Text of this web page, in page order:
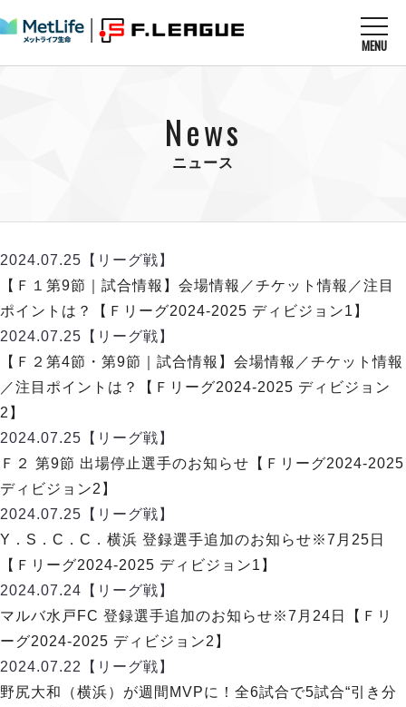
MENU
U-23選抜
クラブ
チケット
メディア情報
フットサル日本代表
その他
MATCHES
順位表
戦績表
警告・退場・出場停止選手
個人ランキング｜ゴール
個人ランキング｜シュート
個人ランキング｜シュート成功率
メットライフ生命Ｆ２リーグ
試合日程
順位表
戦績表
警告・退場・出場停止選手
個人ランキング｜ゴール
個人ランキング｜シュート
個人ランキング｜シュート成功率
個人ランキング｜第2PK
メットライフ生命Ｆ１リーグ
エスポラーダ北海道
バルドラール浦安
フウガドールすみだ
しながわシティ
ペスカドーラ町田
湘南ベルマーレ
ボアルース長野
名古屋オーシャンズ
シュライカー大阪
ボルクバレット北九州
バサジィ大分
メットライフ生命Ｆ２リーグ
ヴォスクオーレ仙台
マルバ水戸FC
チケットを買う
アリーナ情報 ARENA
リーグ概要
日本フットサルリーグについて
大会概要
リーグ要項
クラブライセンス関連
アリーナ観戦マナー&ルール
過去の記録 ARCHIVE
過去の試合記録
ディビジョン1 試合記録
ディビジョン2 試合記録
Ｆリーグカップ 試合記録
リーグ統計データ
プロジェクト PROJECT
ABeam AWARD
DIVISION01
News
ニュース
2024.07.25 【リーグ戦】
【Ｆ１第9節｜試合情報】会場情報／チケット情報／注目
ポイントは？【Ｆリーグ2024-2025 ディビジョン1】
2024.07.25 【リーグ戦】
【Ｆ２第4節・第9節｜試合情報】会場情報／チケット情報
／注目ポイントは？【Ｆリーグ2024-2025 ディビジョン
2】
2024.07.25 【リーグ戦】
Ｆ２ 第9節 出場停止選手のお知らせ【Ｆリーグ2024-2025
ディビジョン2】
2024.07.25 【リーグ戦】
Y．S．C．C．横浜 登録選手追加のお知らせ※7月25日
【Ｆリーグ2024-2025 ディビジョン1】
2024.07.24 【リーグ戦】
マルバ水戸FC 登録選手追加のお知らせ※7月24日【Ｆリ
ーグ2024-2025 ディビジョン2】
2024.07.22
【リーグ戦】
野尻大和（横浜）が週間MVPに！全6試合で5試合“引き分